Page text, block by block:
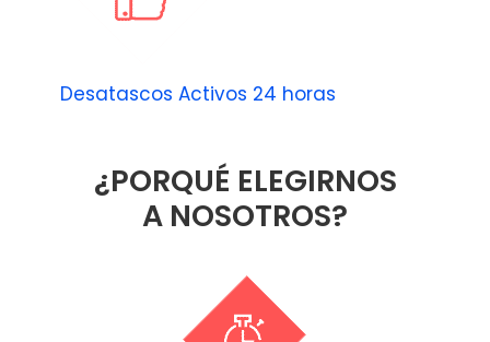
Desatascos Activos 24 horas
¿PORQUÉ ELEGIRNOS
A NOSOTROS?